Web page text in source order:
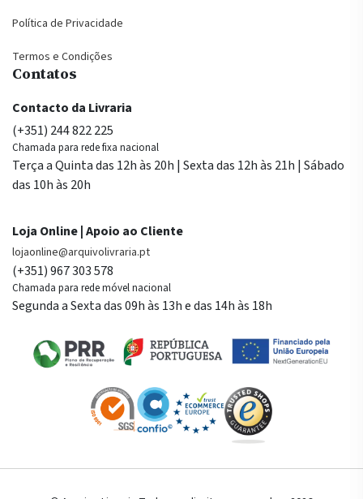
Política de Privacidade
Termos e Condições
Contatos
Contacto da Livraria
(+351) 244 822 225
Chamada para rede fixa nacional
Terça a Quinta das 12h às 20h | Sexta das 12h às 21h | Sábado
das 10h às 20h
Loja Online | Apoio ao Cliente
lojaonline@arquivolivraria.pt
(+351) 967 303 578
Chamada para rede móvel nacional
Segunda a Sexta das 09h às 13h e das 14h às 18h